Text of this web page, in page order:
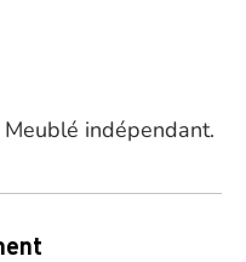
Meublé indépendant.